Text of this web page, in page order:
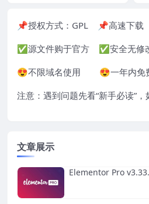
📌授权方式： GPL 📌高速下载
✅源文件购于官方 ✅安全无修
😍不限域名使用 😍一年内免
注意：遇到问题先看“新手必读”，
文章展示
Elementor Pro